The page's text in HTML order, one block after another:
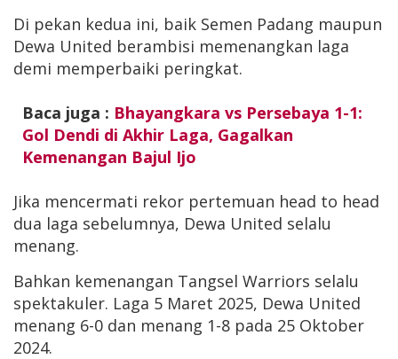
Di pekan kedua ini, baik Semen Padang maupun
Dewa United berambisi memenangkan laga
demi memperbaiki peringkat.
Baca juga : Bhayangkara vs Persebaya 1-1:
Gol Dendi di Akhir Laga, Gagalkan
Kemenangan Bajul Ijo
Jika mencermati rekor pertemuan head to head
dua laga sebelumnya, Dewa United selalu
menang.
Bahkan kemenangan Tangsel Warriors selalu
spektakuler. Laga 5 Maret 2025, Dewa United
menang 6-0 dan menang 1-8 pada 25 Oktober
2024.